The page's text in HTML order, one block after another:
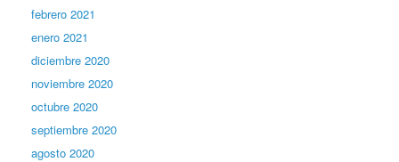
febrero 2021
enero 2021
diciembre 2020
noviembre 2020
octubre 2020
septiembre 2020
agosto 2020